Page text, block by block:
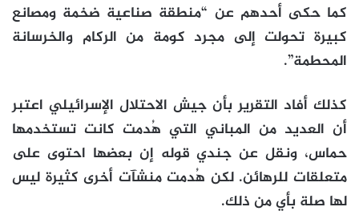
كما حكى أحدهم عن “منطقة صناعية ضخمة ومصانع
كبيرة تحولت إلى مجرد كومة من الركام والخرسانة
المحطمة”.
كذلك أفاد التقرير بأن جيش الاحتلال الإسرائيلي اعتبر
أن العديد من المباني التي هُدمت كانت تستخدمها
حماس، ونقل عن جندي قوله إن بعضها احتوى على
متعلقات للرهائن. لكن هُدمت منشآت أخرى كثيرة ليس
لها صلة بأي من ذلك.